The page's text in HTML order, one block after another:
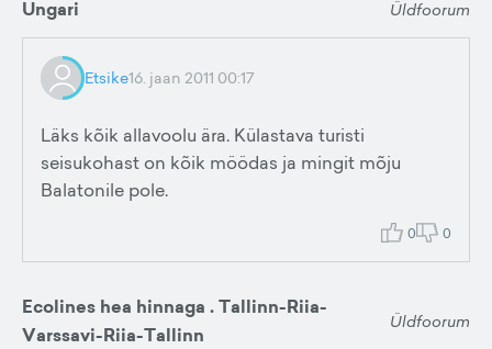
Ungari Üldfoorum
Etsike16. jaan 2011 00:17
Läks kõik allavoolu ära. Külastava turisti
seisukohast on kõik möödas ja mingit mõju
Balatonile pole.
0 0
Ecolines hea hinnaga . Tallinn-Riia-
Varssavi-Riia-Tallinn
Üldfoorum